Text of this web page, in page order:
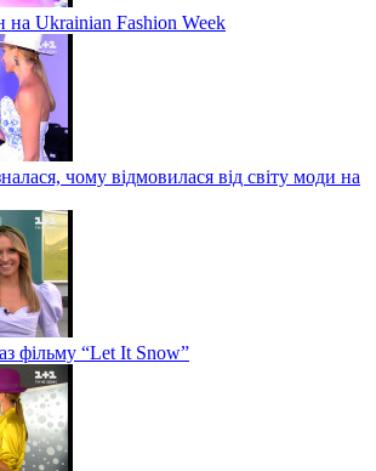
на Ukrainian Fashion Week
чому відмовилася від світу моди на
фільму “Let It Snow”